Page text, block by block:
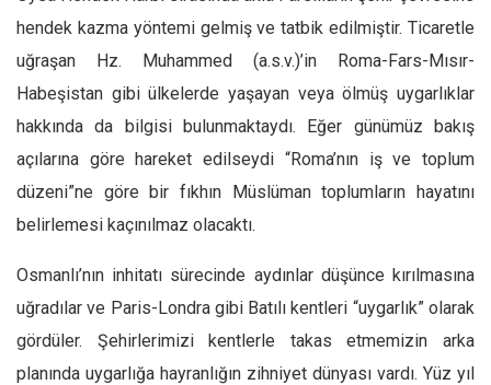
Mehmet Ali Tekin
Abir E. Nahas
Amina S. Jenenkovic
Bağdagül Öz
Esra Elönü
Tüm Sayılar
Kültür Sanat
hendek kazma yöntemi gelmiş ve tatbik edilmiştir. Ticaretle
uğraşan Hz. Muhammed (a.s.v.)’in Roma-Fars-Mısır-
Habeşistan gibi ülkelerde yaşayan veya ölmüş uygarlıklar
hakkında da bilgisi bulunmaktaydı. Eğer günümüz bakış
açılarına göre hareket edilseydi “Roma’nın iş ve toplum
düzeni”ne göre bir fıkhın Müslüman toplumların hayatını
belirlemesi kaçınılmaz olacaktı.
Osmanlı’nın inhitatı sürecinde aydınlar düşünce kırılmasına
uğradılar ve Paris-Londra gibi Batılı kentleri “uygarlık” olarak
gördüler. Şehirlerimizi kentlerle takas etmemizin arka
planında uygarlığa hayranlığın zihniyet dünyası vardı. Yüz yıl